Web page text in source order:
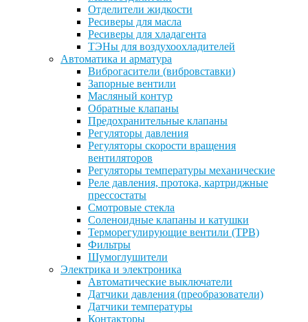
Отделители жидкости
Ресиверы для масла
Ресиверы для хладагента
ТЭНы для воздухоохладителей
Автоматика и арматура
Виброгасители (вибровставки)
Запорные вентили
Масляный контур
Обратные клапаны
Предохранительные клапаны
Регуляторы давления
Регуляторы скорости вращения
вентиляторов
Регуляторы температуры механические
Реле давления, протока, картриджные
прессостаты
Смотровые стекла
Соленоидные клапаны и катушки
Терморегулирующие вентили (ТРВ)
Фильтры
Шумоглушители
Электрика и электроника
Автоматические выключатели
Датчики давления (преобразователи)
Датчики температуры
Контакторы